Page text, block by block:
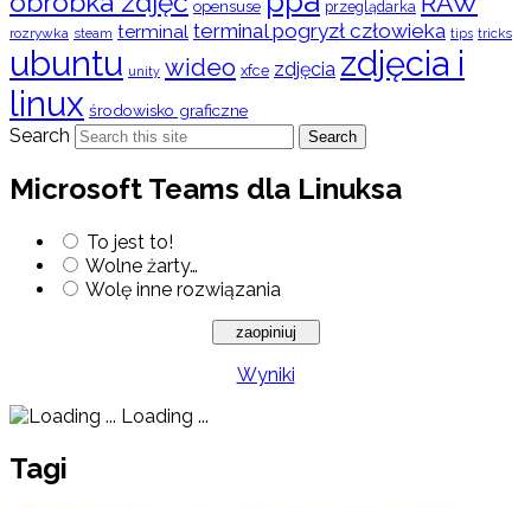
opensuse przeglądarka
rozrywka steam terminal terminal pogryzł człowieka tips tricks
ubuntu unity wideo xfce zdjęcia zdjęcia i
linux środowisko graficzne
Search Search
Microsoft Teams dla Linuksa
To jest to!
Wolne żarty…
Wolę inne rozwiązania
Wyniki
Loading ...
Tagi